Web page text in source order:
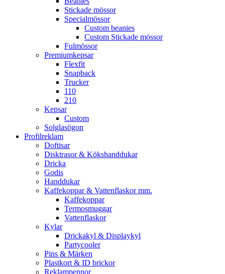
Stickade mössor
Specialmössor
Custom beanies
Custom Stickade mössor
Fulmössor
Premiumkepsar
Flexfit
Snapback
Trucker
110
210
Kepsar
Custom
Solglasögon
Profilreklam
Doftisar
Disktrasor & Kökshanddukar
Dricka
Godis
Handdukar
Kaffekoppar & Vattenflaskor mm.
Kaffekoppar
Termosmuggar
Vattenflaskor
Kylar
Drickakyl & Displaykyl
Partycooler
Pins & Märken
Plastkort & ID brickor
Reklampennor